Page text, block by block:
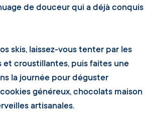
de douceur qui a déjà conquis
skis, laissez-vous tenter par les
et croustillantes, puis faites une
la journée pour déguster
généreux, chocolats maison
artisanales.